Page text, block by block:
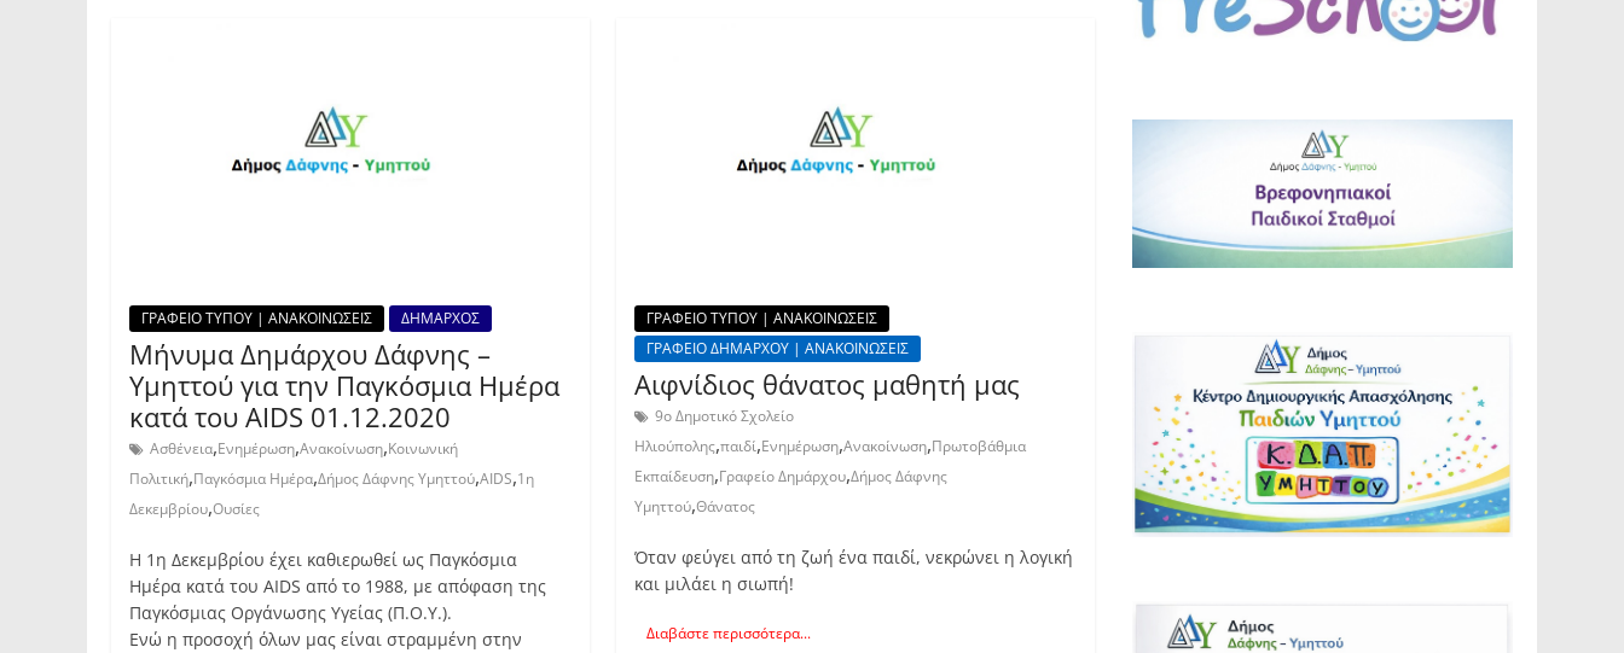
ΓΡΑΦΕΙΟ ΤΥΠΟΥ | ΑΝΑΚΟΙΝΩΣΕΙΣ ΔΗΜΑΡΧΟΣ
Μήνυμα Δημάρχου Δάφνης –
Υμηττού για την Παγκόσμια Ημέρα
κατά του ΑIDS 01.12.2020
Ασθένεια,Ενημέρωση,Ανακοίνωση,Κοινωνική
Πολιτική,Παγκόσμια Ημέρα,Δήμος Δάφνης Υμηττού,AIDS,1η
Δεκεμβρίου,Ουσίες
Η 1η Δεκεμβρίου έχει καθιερωθεί ως Παγκόσμια
Ημέρα κατά του AIDS από το 1988, με απόφαση της
Παγκόσμιας Οργάνωσης Υγείας (Π.Ο.Υ.).
Ενώ η προσοχή όλων μας είναι στραμμένη στην
ΓΡΑΦΕΙΟ ΤΥΠΟΥ | ΑΝΑΚΟΙΝΩΣΕΙΣ
ΓΡΑΦΕΙΟ ΔΗΜΑΡΧΟΥ | ΑΝΑΚΟΙΝΩΣΕΙΣ
Αιφνίδιος θάνατος μαθητή μας
9ο Δημοτικό Σχολείο
Ηλιούπολης,παιδί,Ενημέρωση,Ανακοίνωση,Πρωτοβάθμια
Εκπαίδευση,Γραφείο Δημάρχου,Δήμος Δάφνης
Υμηττού,Θάνατος
Όταν φεύγει από τη ζωή ένα παιδί, νεκρώνει η λογική
και μιλάει η σιωπή!
Διαβάστε περισσότερα...